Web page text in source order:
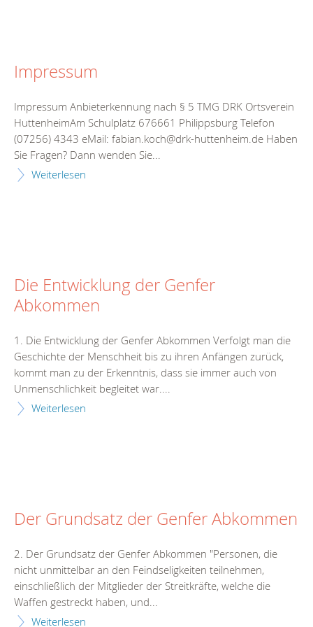
Impressum
Impressum Anbieterkennung nach § 5 TMG DRK Ortsverein
HuttenheimAm Schulplatz 676661 Philippsburg Telefon
(07256) 4343 eMail: fabian.koch@drk-huttenheim.de Haben
Sie Fragen? Dann wenden Sie...
Weiterlesen
Die Entwicklung der Genfer
Abkommen
1. Die Entwicklung der Genfer Abkommen Verfolgt man die
Geschichte der Menschheit bis zu ihren Anfängen zurück,
kommt man zu der Erkenntnis, dass sie immer auch von
Unmenschlichkeit begleitet war....
Weiterlesen
Der Grundsatz der Genfer Abkommen
2. Der Grundsatz der Genfer Abkommen "Personen, die
nicht unmittelbar an den Feindseligkeiten teilnehmen,
einschließlich der Mitglieder der Streitkräfte, welche die
Waffen gestreckt haben, und...
Weiterlesen